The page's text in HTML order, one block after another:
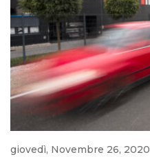
giovedì, Novembre 26, 2020